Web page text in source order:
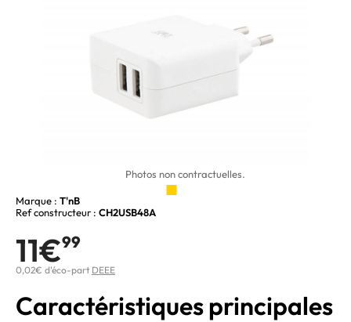
Photos non contractuelles.
Marque : T'nB
Ref constructeur : CH2USB48A
11€99
0,02€ d'éco-part DEEE
Caractéristiques principales